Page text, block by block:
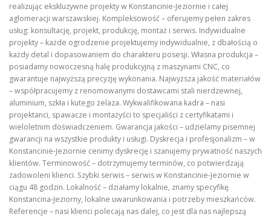
realizując ekskluzywne projekty w Konstancinie-Jeziornie i całej
aglomeracji warszawskiej. Kompleksowość – oferujemy pełen zakres
usług: konsultację, projekt, produkcję, montaż i serwis. Indywidualne
projekty – każde ogrodzenie projektujemy indywidualnie, z dbałością o
każdy detal i dopasowaniem do charakteru posesji. Własna produkcja –
posiadamy nowoczesną halę produkcyjną z maszynami CNC, co
gwarantuje najwyższą precyzję wykonania. Najwyższa jakość materiałów
– współpracujemy z renomowanymi dostawcami stali nierdzewnej,
aluminium, szkła i kutego żelaza. Wykwalifikowana kadra – nasi
projektanci, spawacze i montażyści to specjaliści z certyfikatami i
wieloletnim doświadczeniem. Gwarancja jakości – udzielamy pisemnej
gwarancji na wszystkie produkty i usługi. Dyskrecja i profesjonalizm – w
Konstancinie-Jeziornie cenimy dyskrecję i szanujemy prywatność naszych
klientów. Terminowość – dotrzymujemy terminów, co potwierdzają
zadowoleni klienci. Szybki serwis – serwis w Konstancinie-Jeziornie w
ciągu 48 godzin. Lokalność – działamy lokalnie, znamy specyfikę
Konstancina-Jeziorny, lokalne uwarunkowania i potrzeby mieszkańców.
Referencje – nasi klienci polecają nas dalej, co jest dla nas najlepszą